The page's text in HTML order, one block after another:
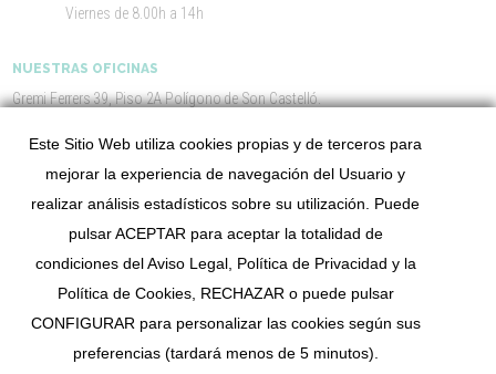
Viernes de 8.00h a 14h
NUESTRAS OFICINAS
Gremi Ferrers 39, Piso 2A Polígono de Son Castelló.
Illes Balears
SOBRE NOSOTROS
SERVICIOS
PROYECTOS
Este Sitio Web utiliza cookies propias y de terceros para
mejorar la experiencia de navegación del Usuario y
realizar análisis estadísticos sobre su utilización. Puede
pulsar ACEPTAR para aceptar la totalidad de
condiciones del Aviso Legal, Política de Privacidad y la
Política de Cookies, RECHAZAR o puede pulsar
CONFIGURAR para personalizar las cookies según sus
preferencias (tardará menos de 5 minutos).